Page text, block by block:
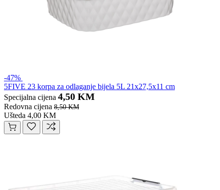
-47%
5FIVE 23 korpa za odlaganje bijela 5L 21x27,5x11 cm
Specijalna cijena 4,50 KM
Redovna cijena 8,50 KM
Ušteda 4,00 KM